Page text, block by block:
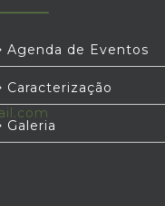
Agenda de Eventos
Caracterização
Galeria